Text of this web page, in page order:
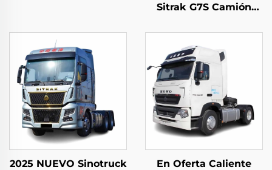
Sitrak G7S Camión
Cabina de Tractor en
Existencia para la
Venta
2025 NUEVO Sinotruck
En Oferta Caliente